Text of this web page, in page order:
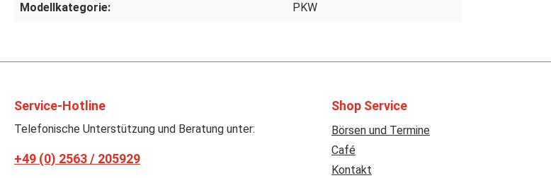
Modellkategorie: PKW
Service-Hotline
Telefonische Unterstützung und Beratung unter:
+49 (0) 2563 / 205929
Shop Service
Börsen und Termine
Café
Kontakt